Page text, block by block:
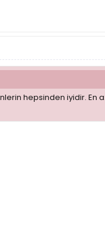
hepsinden iyidir. En